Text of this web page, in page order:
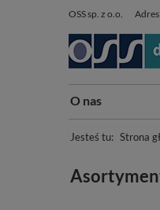
OSS sp. z o.o. Adres:
O nas
Jesteś tu: Strona